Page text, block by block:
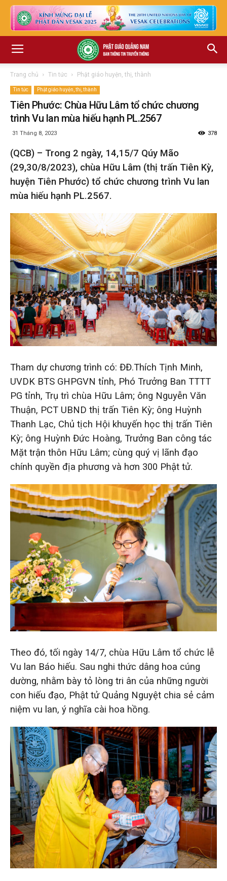
Trang chủ Tin tức Phật giáo huyện, thị, thành
Tin tức Phật giáo huyện, thị, thành
Tiên Phước: Chùa Hữu Lâm tổ chức chương
trình Vu lan mùa hiếu hạnh PL.2567
31 Tháng 8, 2023 378
(QCB) – Trong 2 ngày, 14,15/7 Qúy Mão
(29,30/8/2023), chùa Hữu Lâm (thị trấn Tiên Kỳ,
huyện Tiên Phước) tổ chức chương trình Vu lan
mùa hiếu hạnh PL.2567.
Tham dự chương trình có: ĐĐ.Thích Tịnh Minh,
UVDK BTS GHPGVN tỉnh, Phó Trưởng Ban TTTT
PG tỉnh, Trụ trì chùa Hữu Lâm; ông Nguyễn Văn
Thuận, PCT UBND thị trấn Tiên Kỳ; ông Huỳnh
Thanh Lạc, Chủ tịch Hội khuyến học thị trấn Tiên
Kỳ; ông Huỳnh Đức Hoàng, Trưởng Ban công tác
Mặt trận thôn Hữu Lâm; cùng quý vị lãnh đạo
chính quyền địa phương và hơn 300 Phật tử.
Theo đó, tối ngày 14/7, chùa Hữu Lâm tổ chức lễ
Vu lan Báo hiếu. Sau nghi thức dâng hoa cúng
dường, nhằm bày tỏ lòng tri ân của những người
con hiếu đạo, Phật tử Quảng Nguyệt chia sẻ cảm
niệm vu lan, ý nghĩa cài hoa hồng.